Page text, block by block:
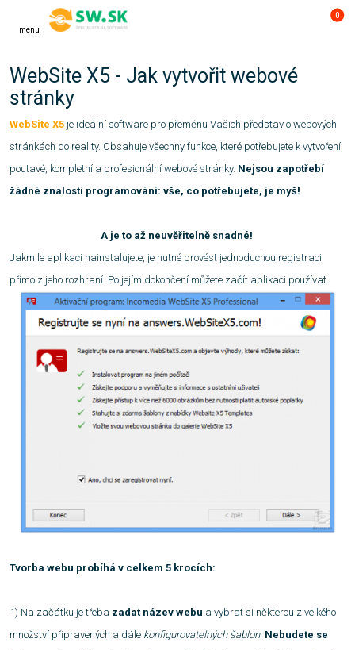
menu
0
WebSite X5 - Jak vytvořit webové
stránky
WebSite X5 je ideální software pro přeměnu Vašich představ o webových
stránkách do reality. Obsahuje všechny funkce, které potřebujete k vytvoření
poutavé, kompletní a profesionální webové stránky. Nejsou zapotřebí
žádné znalosti programování: vše, co potřebujete, je myš!
A je to až neuvěřitelně snadné!
Jakmile aplikaci nainstalujete, je nutné provést jednoduchou registraci
přímo z jeho rozhraní. Po jejím dokončení můžete začít aplikaci používat.
Tvorba webu probíhá v celkem 5 krocích:
1) Na začátku je třeba zadat název webu a vybrat si některou z velkého
množství připravených a dále konfigurovatelných šablon. Nebudete se